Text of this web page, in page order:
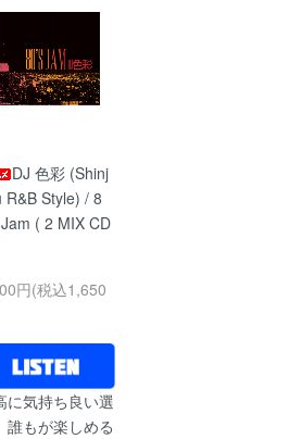
DJ 色彩 (Shinj
R&B Style) / 8
( 2 MIX CD
円(税込1,650
に気持ち良い選
誰もが楽しめる